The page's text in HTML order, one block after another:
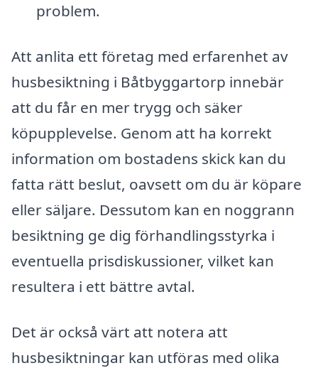
problem.
Att anlita ett företag med erfarenhet av
husbesiktning i Båtbyggartorp innebär
att du får en mer trygg och säker
köpupplevelse. Genom att ha korrekt
information om bostadens skick kan du
fatta rätt beslut, oavsett om du är köpare
eller säljare. Dessutom kan en noggrann
besiktning ge dig förhandlingsstyrka i
eventuella prisdiskussioner, vilket kan
resultera i ett bättre avtal.
Det är också värt att notera att
husbesiktningar kan utföras med olika